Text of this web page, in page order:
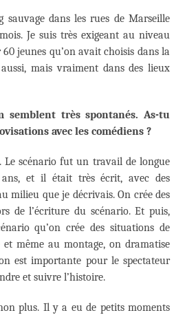
dans les rues de Marseille
Je suis très exigeant au niveau
jeunes qu’on avait choisis dans la
mais vraiment dans des lieux
semblent très spontanés. As-tu
avec les comédiens ?
Le scénario fut un travail de longue
et il était très écrit, avec des
milieu que je décrivais. On crée des
de l’écriture du scénario. Et puis,
qu’on crée des situations de
même au montage, on dramatise
est importante pour le spectateur
et suivre l’histoire.
plus. Il y a eu de petits moments